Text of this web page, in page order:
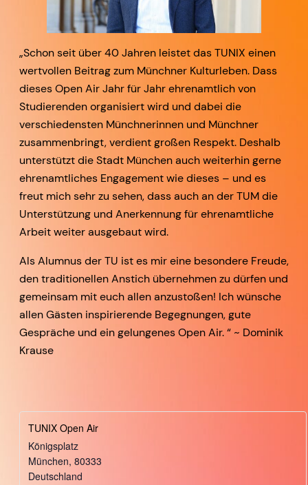
„Schon seit über 40 Jahren leistet das TUNIX einen
wertvollen Beitrag zum Münchner Kulturleben. Dass
dieses Open Air Jahr für Jahr ehrenamtlich von
Studierenden organisiert wird und dabei die
verschiedensten Münchnerinnen und Münchner
zusammenbringt, verdient großen Respekt. Deshalb
unterstützt die Stadt München auch weiterhin gerne
ehrenamtliches Engagement wie dieses – und es
freut mich sehr zu sehen, dass auch an der TUM die
Unterstützung und Anerkennung für ehrenamtliche
Arbeit weiter ausgebaut wird.
Als Alumnus der TU ist es mir eine besondere Freude,
den traditionellen Anstich übernehmen zu dürfen und
gemeinsam mit euch allen anzustoßen! Ich wünsche
allen Gästen inspirierende Begegnungen, gute
Gespräche und ein gelungenes Open Air. “ ~ Dominik
Krause
TUNIX Open Air
Königsplatz
München, 80333
Deutschland